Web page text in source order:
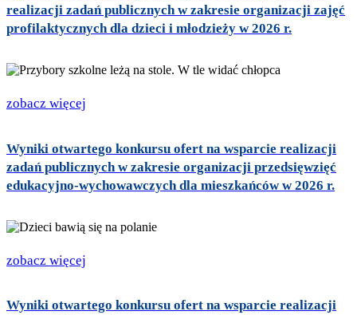
realizacji zadań publicznych w zakresie organizacji zajęć
profilaktycznych dla dzieci i młodzieży w 2026 r.
zobacz więcej
Wyniki otwartego konkursu ofert na wsparcie realizacji
zadań publicznych w zakresie organizacji przedsięwzięć
edukacyjno-wychowawczych dla mieszkańców w 2026 r.
zobacz więcej
Wyniki otwartego konkursu ofert na wsparcie realizacji